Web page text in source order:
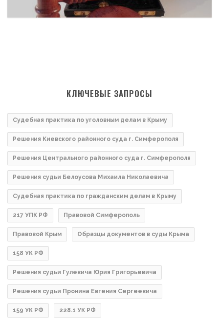
КЛЮЧЕВЫЕ ЗАПРОСЫ
Судебная практика по уголовным делам в Крыму
Решения Киевского районного суда г. Симферополя
Решения Центрального районного суда г. Симферополя
Решения судьи Белоусова Михаила Николаевича
Судебная практика по гражданским делам в Крыму
217 УПК РФ Правовой Симферополь
Правовой Крым Образцы документов в суды Крыма
158 УК РФ
Решения судьи Гулевича Юрия Григорьевича
Решения судьи Пронина Евгения Сергеевича
159 УК РФ 228.1 УК РФ